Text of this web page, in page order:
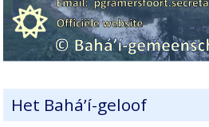
Het Bahá’í-geloof